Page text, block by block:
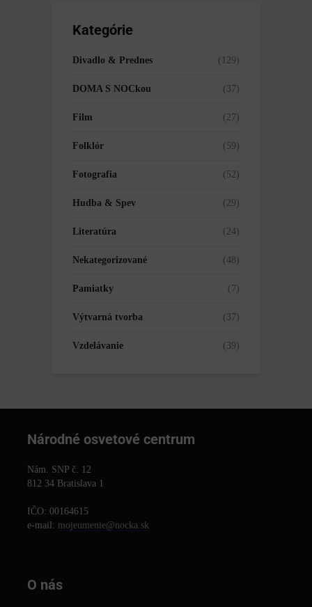
Kategórie
Divadlo & Prednes (129)
DOMA S NOCkou (37)
Film (27)
Folklór (59)
Fotografia (52)
Hudba & Spev (29)
Literatúra (24)
Nekategorizované (48)
Pamiatky (7)
Výtvarná tvorba (37)
Vzdelávanie (39)
Národné osvetové centrum
Nám. SNP č. 12
812 34 Bratislava 1
IČO: 00164615
e-mail: mojeumenie@nocka.sk
O nás